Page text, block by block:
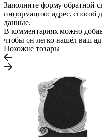
Заполните форму обратной
информацию: адрес, способ
данные.
В комментариях можно
чтобы он легко нашёл ваш
Похожие товары